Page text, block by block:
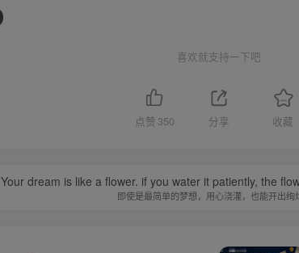
喜欢就支持一下吧
点赞 350 分享 收藏
Your dream is like a flower. if you water it patiently, the
即使是最简单的梦想，用心浇灌，也能开出绚